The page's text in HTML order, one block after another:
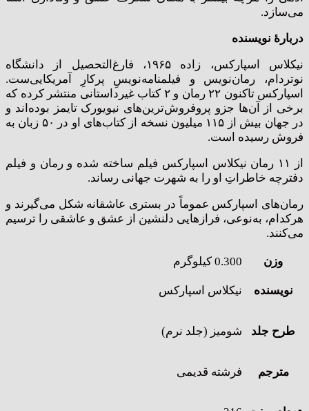
می‌سازد.
دربارۀ نویسنده
نیکلاس اسپارکس، زاده ۱۹۶۵، فارغ‌التحصیل از دانشگاه
نوتردام، رمان‌نویس و فیلمنامه‌نویسِ پرکارِ آمریکایی‌ست.
اسپارکس تاکنون ۲۲ رمان و ۲ کتاب غیرداستانی منتشر کرده که
برخی از آن‌ها جزو پروفروش‌ترین‌های نیویورک تایمز بوده‌اند و
در جهان بیش از ۱۱۵ میلیون نسخه از کتاب‌های او در ۵۰ زبان به
فروش رسیده است.
از ۱۱ رمان نیکلاس اسپارکس فیلم ساخته شده و رمان و فیلم
دفترچه خاطراتِ او را به شهرت جهانی رساند.
رمان‌های اسپارکس عموماً در بستری عاشقانه شکل می‌گیرند و
هرکدام، به‌نوعی، فرازهایی دلنشین از عشق و عاشقی را ترسیم
می‌کنند.
وزن 0.300 کیلوگرم
نویسنده نیکلاس اسپارکس
طرح جلد شومیز (جلد نرم)
مترجم فرشته قدیمی